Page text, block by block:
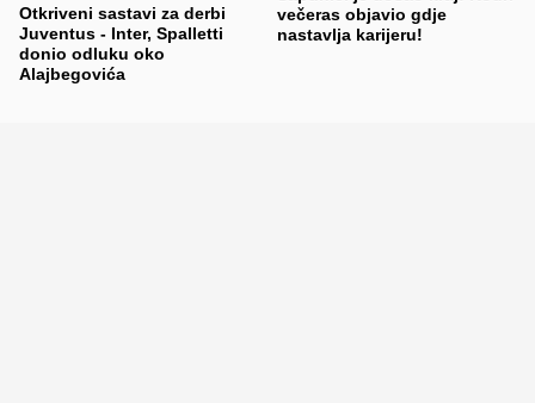
Otkriveni sastavi za derbi
Juventus - Inter, Spalletti
donio odluku oko
Alajbegovića
večeras objavio gdje
nastavlja karijeru!